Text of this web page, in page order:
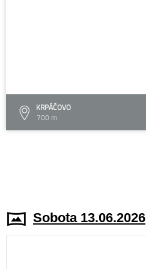
KRPÁČOVO
700 m
Sobota 13.06.2026